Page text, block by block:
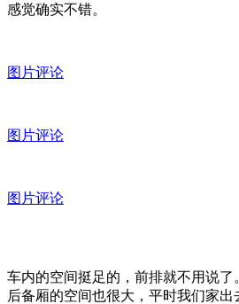
感觉确实不错。
图片评论
图片评论
图片评论
车内的空间挺足的，前排就不用说
后备厢的空间也很大，平时我们家